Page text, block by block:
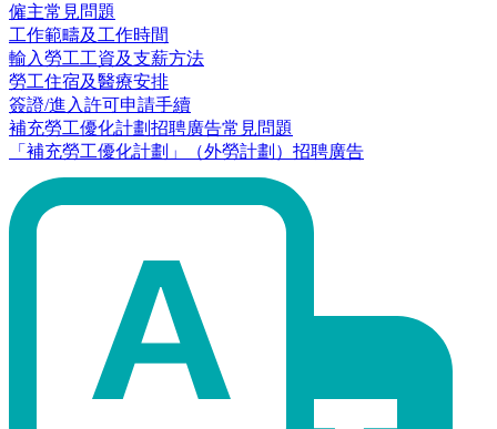
僱主常見問題
工作範疇及工作時間
輸入勞工工資及支薪方法
勞工住宿及醫療安排
簽證/進入許可申請手續
補充勞工優化計劃招聘廣告常見問題
「補充勞工優化計劃」（外勞計劃）招聘廣告